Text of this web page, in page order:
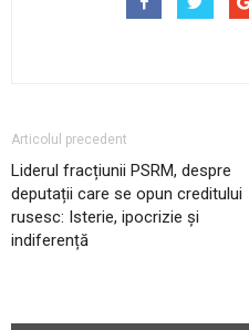
Articolul precedent
Liderul fracțiunii PSRM, despre
deputații care se opun creditului
rusesc: Isterie, ipocrizie și
indiferență